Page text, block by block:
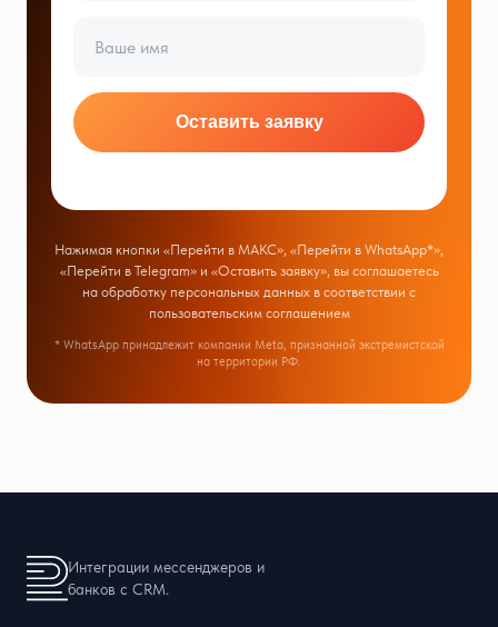
Оставить заявку
Нажимая кнопки «Перейти в МАКС», «Перейти в WhatsApp*»,
«Перейти в Telegram» и «Оставить заявку», вы соглашаетесь
на обработку персональных данных в соответствии с
пользовательским соглашением
* WhatsApp принадлежит компании Meta, признанной экстремистской
на территории РФ.
Интеграции мессенджеров и
банков с CRM.